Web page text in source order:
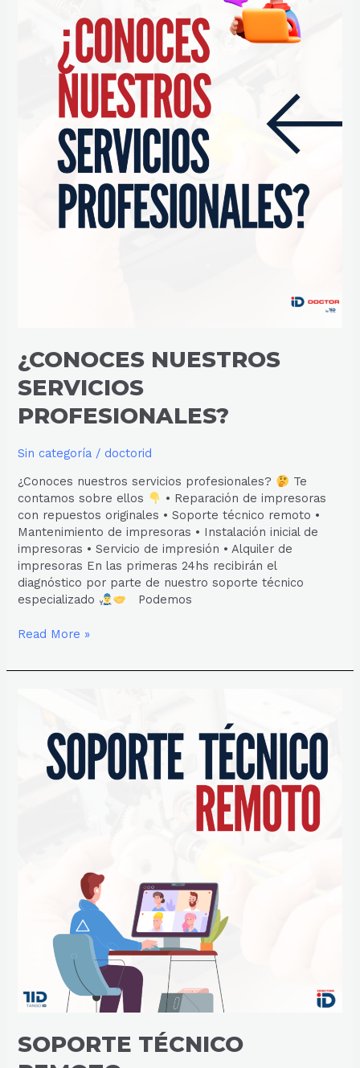
¿CONOCES NUESTROS
SERVICIOS
PROFESIONALES?
Sin categoría / doctorid
¿Conoces nuestros servicios profesionales?
Te
contamos sobre ellos
• Reparación de impresoras
con repuestos originales • Soporte técnico remoto •
Mantenimiento de impresoras • Instalación inicial de
impresoras • Servicio de impresión • Alquiler de
impresoras En las primeras 24hs recibirán el
diagnóstico por parte de nuestro soporte técnico
especializado
Podemos
Read More »
SOPORTE TÉCNICO
REMOTO